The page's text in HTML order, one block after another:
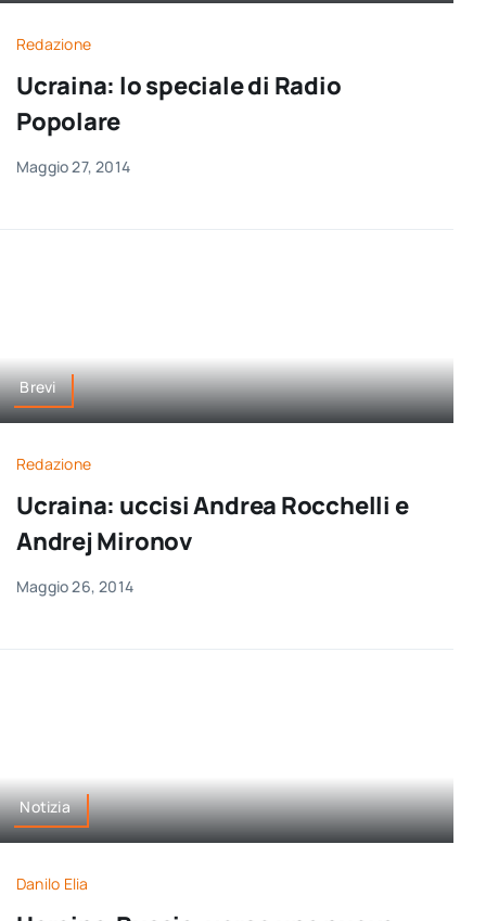
Newsletter
Redazione
Ucraina: lo speciale di Radio
Popolare
Maggio 27, 2014
Brevi
Redazione
Ucraina: uccisi Andrea Rocchelli e
Andrej Mironov
Maggio 26, 2014
Notizia
Danilo Elia